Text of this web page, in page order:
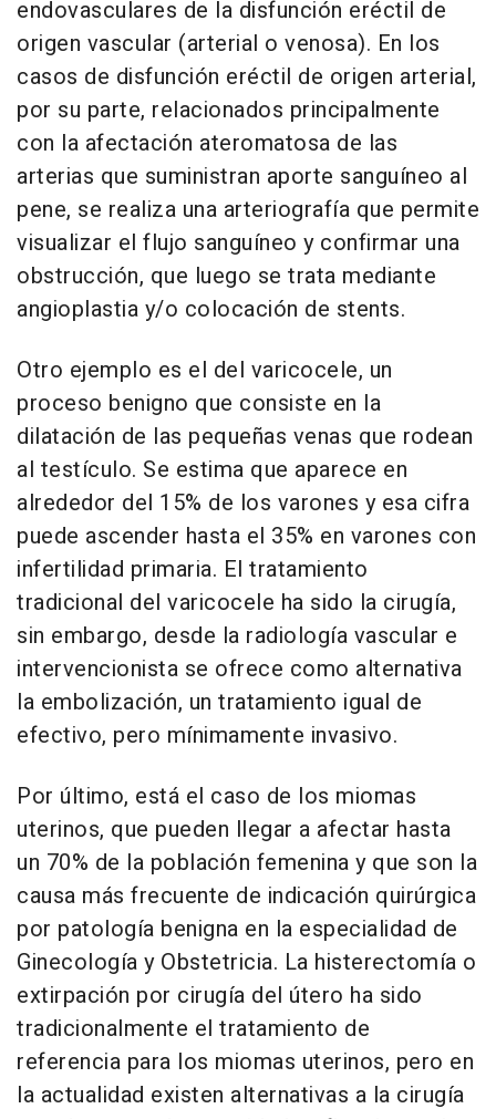
endovasculares de la disfunción eréctil de
origen vascular (arterial o venosa). En los
casos de disfunción eréctil de origen arterial,
por su parte, relacionados principalmente
con la afectación ateromatosa de las
arterias que suministran aporte sanguíneo al
pene, se realiza una arteriografía que permite
visualizar el flujo sanguíneo y confirmar una
obstrucción, que luego se trata mediante
angioplastia y/o colocación de stents.
Otro ejemplo es el del varicocele, un
proceso benigno que consiste en la
dilatación de las pequeñas venas que rodean
al testículo. Se estima que aparece en
alrededor del 15% de los varones y esa cifra
puede ascender hasta el 35% en varones con
infertilidad primaria. El tratamiento
tradicional del varicocele ha sido la cirugía,
sin embargo, desde la radiología vascular e
intervencionista se ofrece como alternativa
la embolización, un tratamiento igual de
efectivo, pero mínimamente invasivo.
Por último, está el caso de los miomas
uterinos, que pueden llegar a afectar hasta
un 70% de la población femenina y que son la
causa más frecuente de indicación quirúrgica
por patología benigna en la especialidad de
Ginecología y Obstetricia. La histerectomía o
extirpación por cirugía del útero ha sido
tradicionalmente el tratamiento de
referencia para los miomas uterinos, pero en
la actualidad existen alternativas a la cirugía